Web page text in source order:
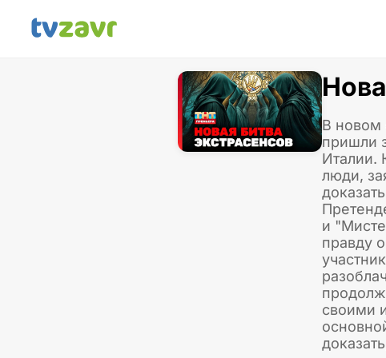
В новом
пришли
Италии.
люди,
и
правду
своими